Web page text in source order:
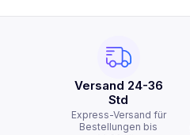
Versand 24-36
Std
Express-Versand für
Bestellungen bis